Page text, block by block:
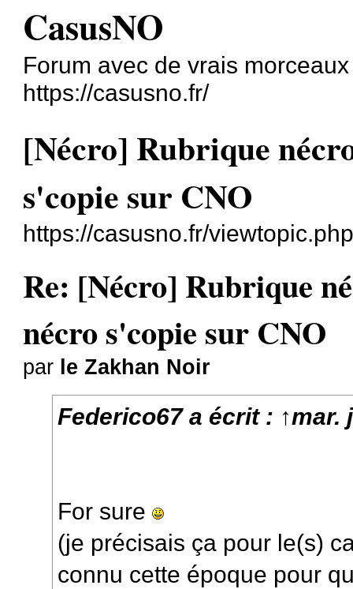
CasusNO
Forum avec de vrais
https://casusno.fr/
[Nécro] Rubrique
s'copie sur CNO
https://casusno.fr/
Re: [Nécro] Rubrique
nécro s'copie sur CNO
par le Zakhan Noir
Federico67a écrit : ↑mar.
For sure
(je précisais ça pour le(s)
connu cette époque pour